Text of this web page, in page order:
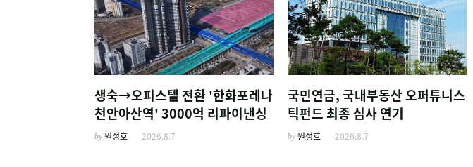
생숙→오피스텔 전환 '한화포레나
천안아산역' 3000억 리파이낸싱
by원정호 2026.8.7
국민연금, 국내부동산 오퍼튜니스
틱펀드 최종 심사 연기
by원정호 2026.8.7